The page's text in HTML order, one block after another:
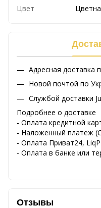
Цвет
Адресная доставка
Новой почтой по
Службой доставки
Подробнее о доставке
- Оплата кредитной
- Наложенный платеж
- Оплата Приват24,
- Оплата в банке или
Отзывы